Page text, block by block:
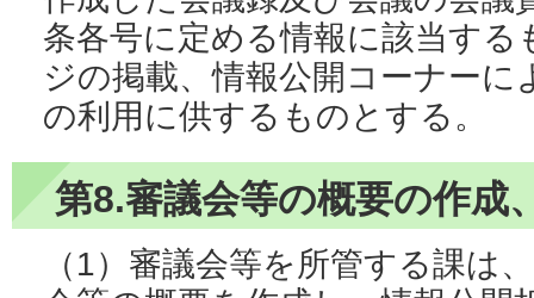
条各号に定める情報に該当す
ジの掲載、情報公開コーナーに
の利用に供するものとする。
第8.審議会等の概要の作成
（1）審議会等を所管する課は